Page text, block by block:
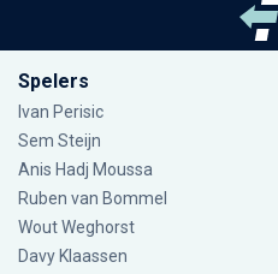
Spelers
Ivan Perisic
Sem Steijn
Anis Hadj Moussa
Ruben van Bommel
Wout Weghorst
Davy Klaassen